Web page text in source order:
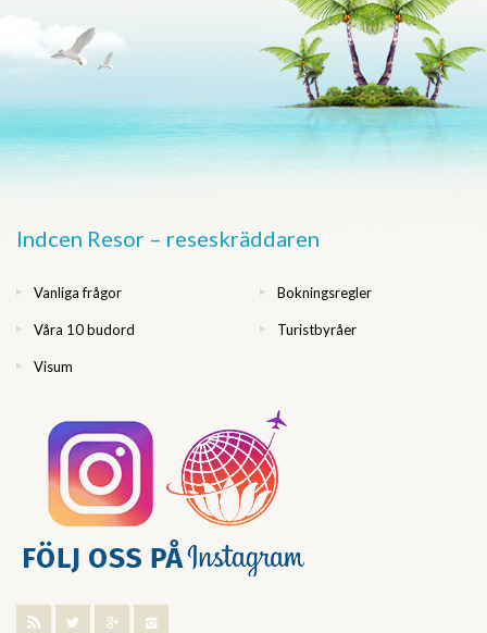
Indcen Resor – reseskräddaren
Vanliga frågor Bokningsregler
Våra 10 budord Turistbyråer
Visum